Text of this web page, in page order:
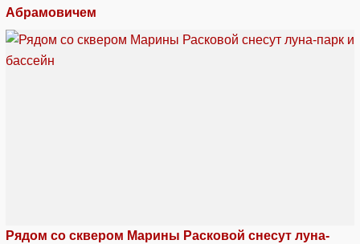
Абрамовичем
Рядом со сквером Марины Расковой снесут луна-